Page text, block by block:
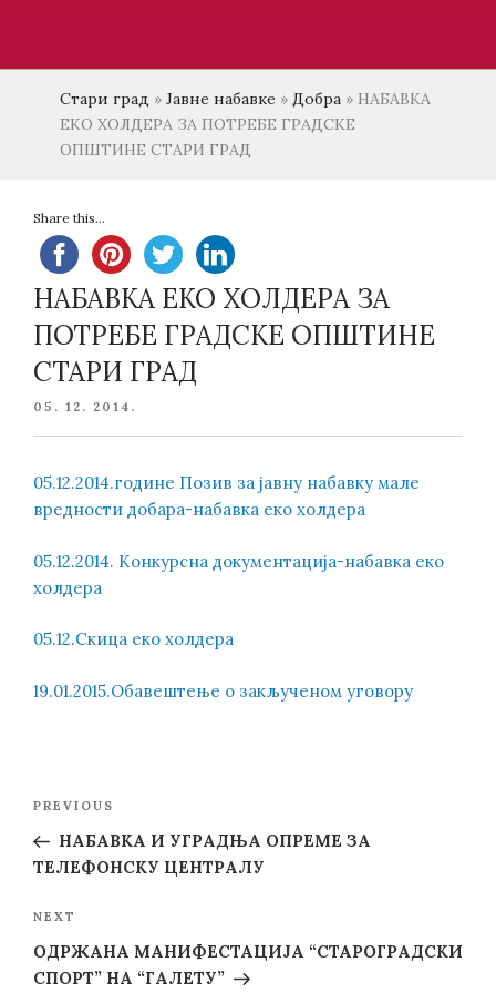
Стари град » Јавне набавке » Добра » НАБАВКА
ЕКО ХОЛДЕРА ЗА ПОТРЕБЕ ГРАДСКЕ
ОПШТИНЕ СТАРИ ГРАД
Share this...
НАБАВКА ЕКО ХОЛДЕРА ЗА
ПОТРЕБЕ ГРАДСКЕ ОПШТИНЕ
СТАРИ ГРАД
POSTED
05. 12. 2014.
05.12.2014.године Позив за јавну набавку мале
вредности добара-набавка еко холдера
05.12.2014. Конкурсна документација-набавка еко
холдера
05.12.Скица еко холдера
19.01.2015.Обавештење о закљученом уговору
Post
Previous
Post
PREVIOUS
НАБАВКА И УГРАДЊА ОПРЕМЕ ЗА
ТЕЛЕФОНСКУ ЦЕНТРАЛУ
Next
Post
NEXT
ОДРЖАНА МАНИФЕСТАЦИЈА “СТАРОГРАДСКИ
СПОРТ” НА “ГАЛЕТУ”